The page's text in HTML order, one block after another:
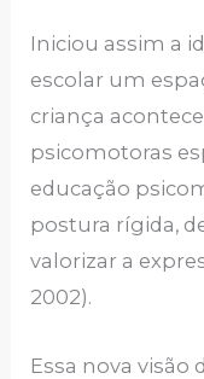
Iniciou assim a
escolar um
criança
psicomotoras
educação
postura rígida,
valorizar a
2002).
Essa nova visão